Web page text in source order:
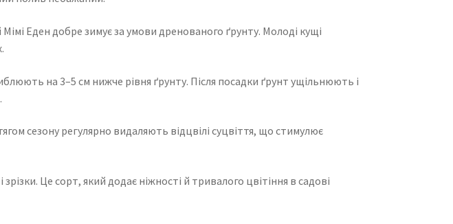
Еден добре зимує за умови дренованого ґрунту. Молоді кущі
на 3–5 см нижче рівня ґрунту. Після посадки ґрунт ущільнюють і
сезону регулярно видаляють відцвілі суцвіття, що стимулює
Це сорт, який додає ніжності й тривалого цвітіння в садові